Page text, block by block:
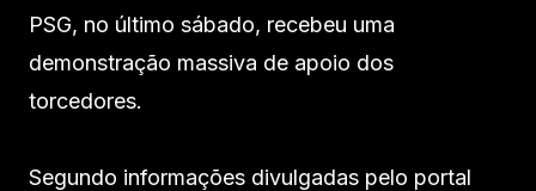
PSG, no último sábado, recebeu uma
demonstração massiva de apoio dos
torcedores.
Segundo informações divulgadas pelo portal